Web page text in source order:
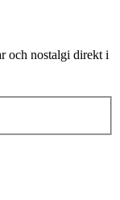
och nostalgi direkt i